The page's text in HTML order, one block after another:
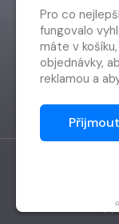
Pro co
fungovalo
máte v
objednávky,
reklamou a
Proto od
zpracováním
Děkujeme,